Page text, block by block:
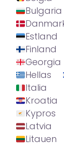
Bulgaria
Estland
Finland
Georgia
Hellas
Italia
Kroatia
Kypros
Latvia
Litauen